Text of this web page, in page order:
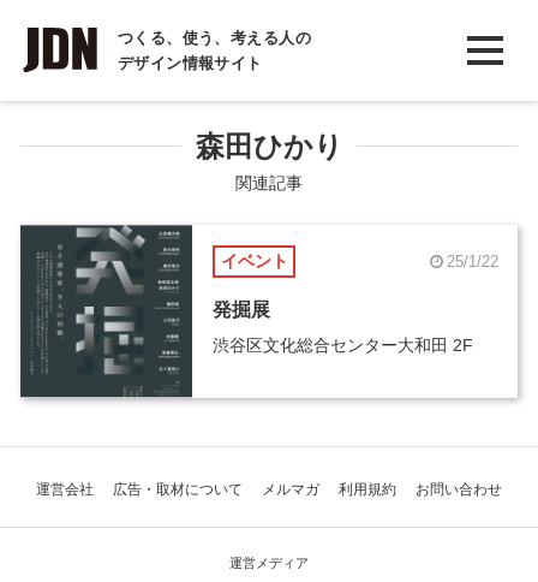
つくる、使う、考える人の
デザイン情報サイト
INTERVIEW
インタビュー
COLUMN
コラム
森田ひかり
関連記事
イベント 25/1/22
発掘展
渋谷区文化総合センター大和田 2F
運営会社 広告・取材について メルマガ 利用規約 お問い合わせ
運営メディア